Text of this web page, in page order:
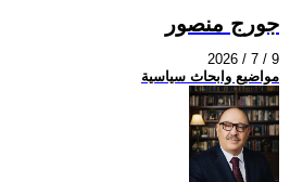
جورج منصور
2026 / 7 / 9
مواضيع وابحاث سياسية